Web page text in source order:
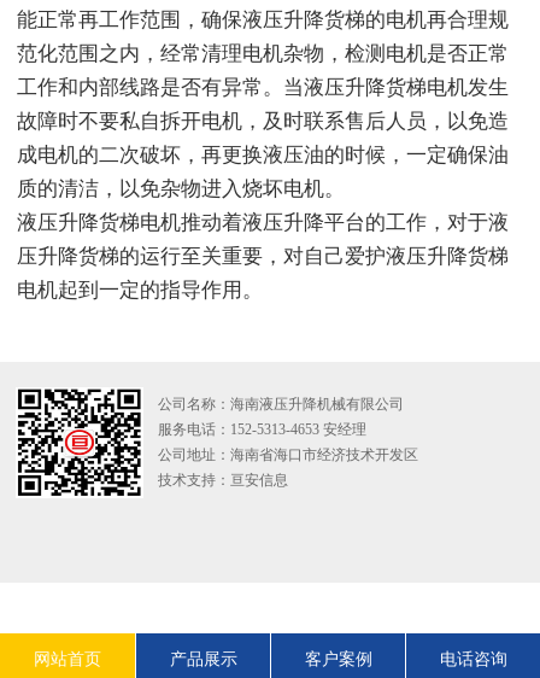
能正常再工作范围，确保液压升降货梯的电机再合理规
范化范围之内，经常清理电机杂物，检测电机是否正常
工作和内部线路是否有异常。当液压升降货梯电机发生
故障时不要私自拆开电机，及时联系售后人员，以免造
成电机的二次破坏，再更换液压油的时候，一定确保油
质的清洁，以免杂物进入烧坏电机。
液压升降货梯电机推动着液压升降平台的工作，对于液
压升降货梯的运行至关重要，对自己爱护液压升降货梯
电机起到一定的指导作用。
公司名称：海南液压升降机械有限公司
服务电话：152-5313-4653 安经理
公司地址：海南省海口市经济技术开发区
技术支持： 亘安信息
网站首页 产品展示 客户案例 电话咨询